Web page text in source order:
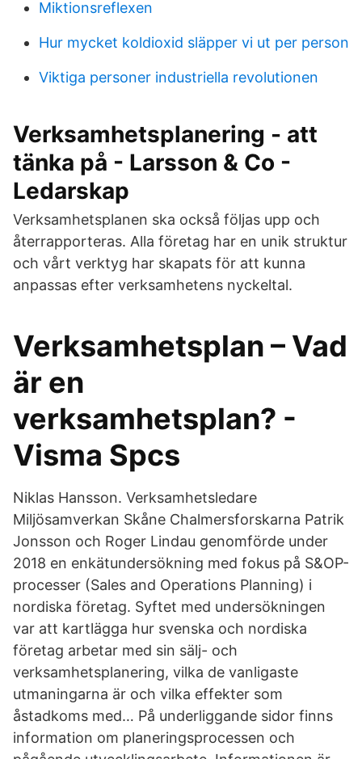
Miktionsreflexen
Hur mycket koldioxid släpper vi ut per person
Viktiga personer industriella revolutionen
Verksamhetsplanering - att
tänka på - Larsson & Co -
Ledarskap
Verksamhetsplanen ska också följas upp och
återrapporteras. Alla företag har en unik struktur
och vårt verktyg har skapats för att kunna
anpassas efter verksamhetens nyckeltal.
Verksamhetsplan – Vad
är en
verksamhetsplan? -
Visma Spcs
Niklas Hansson. Verksamhetsledare
Miljösamverkan Skåne Chalmersforskarna Patrik
Jonsson och Roger Lindau genomförde under
2018 en enkätundersökning med fokus på S&OP-
processer (Sales and Operations Planning) i
nordiska företag. Syftet med undersökningen
var att kartlägga hur svenska och nordiska
företag arbetar med sin sälj- och
verksamhetsplanering, vilka de vanligaste
utmaningarna är och vilka effekter som
åstadkoms med… På underliggande sidor finns
information om planeringsprocessen och